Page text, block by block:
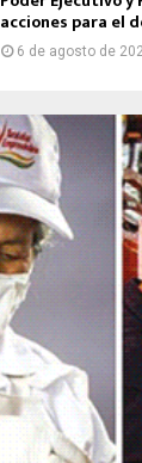
acciones para el
6 de agosto de